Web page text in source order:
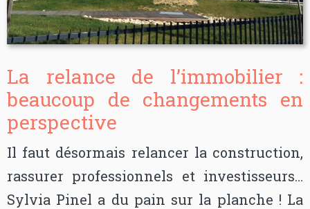
La relance de l’immobilier :
beaucoup de changements en
perspective
Il faut désormais relancer la construction,
rassurer professionnels et investisseurs…
Sylvia Pinel a du pain sur la planche ! La